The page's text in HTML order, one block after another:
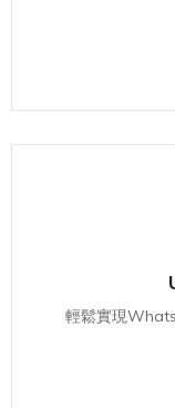
輕鬆實現